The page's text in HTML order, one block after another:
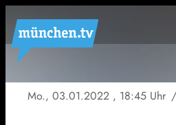
Mo., 03.01.2022 , 18:45 Uhr /